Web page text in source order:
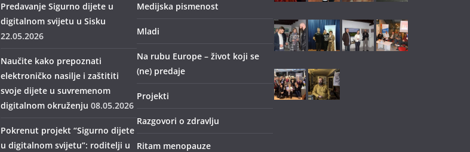
Predavanje Sigurno dijete u
digitalnom svijetu u Sisku
22.05.2026
Naučite kako prepoznati
elektroničko nasilje i zaštititi
svoje dijete u suvremenom
digitalnom okruženju 08.05.2026
Pokrenut projekt “Sigurno dijete
u digitalnom svijetu”: roditelji u
Medijska pismenost
Mladi
Na rubu Europe – život koji se
(ne) predaje
Projekti
Razgovori o zdravlju
Ritam menopauze